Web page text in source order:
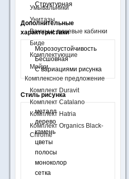
Умывальники
Унитазы
Ванны и душевые кабинки
Биде
Комплектующие
Мойки
Комплексное предложение
Комплект Duravit
Комплект Catalano
Комплект Hatria
Комплект Organics Black-
Chrome
Структурная
Дополнительные
характеристики
Морозоустойчивость
Бесшовная
С вариациями рисунка
Стиль рисунка
металл
дерево
камень
цветы
полосы
моноколор
сетка